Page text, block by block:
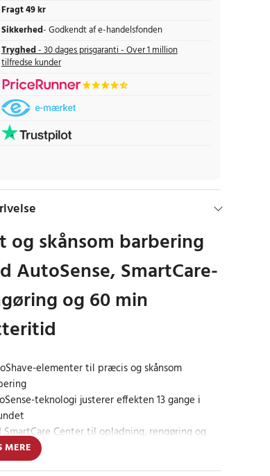
Fragt 49 kr
Sikkerhed- Godkendt af e-handelsfonden
Tryghed- 30 dages prisgaranti - Over 1 million
tilfredse kunder
og skånsom barbering
AutoSense, SmartCare-
og 60 min
elementer til præcis og skånsom
teknologi justerer effekten 13 gange i
SmartCare Center til opladning, rengøring og
MERE